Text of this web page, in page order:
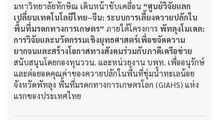
มหาวิทยาลัยทักษิณ เดินหน้าขับเคลื่อน “ศูนย์วิจัยแลก
เปลี่ยนเทคโนโลยีไทย–จีน: ระบบการเลี้ยงควายปลักใน
พื้นที่มรดกทางการเกษตร” ภายใต้โครงการ พัทลุงโมเดล:
การวิจัยและนวัตกรรมเชิงยุทธศาสตร์เพื่อขจัดความ
ยากจนและสร้างโอกาสทางสังคมร่วมกับภาคีเครือข่าย
สนับสนุนโดยกองทุนววน. และหน่วยงาน บพท. เพื่ออนุรักษ์
และต่อยอดคุณค่าของควายปลักในพื้นที่ชุ่มน้ำทะเลน้อย
จังหวัดพัทลุง พื้นที่มรดกทางการเกษตรโลก (GIAHS) แห่ง
แรกของประเทศไทย